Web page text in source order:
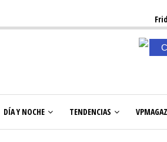
DÍA Y NOCHE TENDENCIAS